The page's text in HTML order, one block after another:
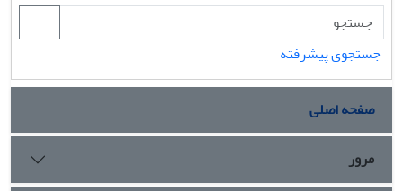
جستجوی پیشرفته
صفحه اصلی
مرور